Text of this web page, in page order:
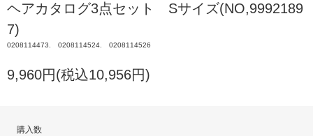
ヘアカタログ3点セット Sサイズ(NO,9992189
7)
0208114473. 0208114524. 0208114526
9,960円(税込10,956円)
購入数